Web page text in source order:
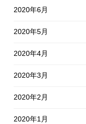
2020年6月
2020年5月
2020年4月
2020年3月
2020年2月
2020年1月